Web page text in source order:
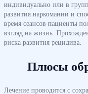
индивидуально или в
развития наркомании и
время сеансов пациенты
взгляд на жизнь.
риска развития рецидива.
Плюсы
Лечение проводится с